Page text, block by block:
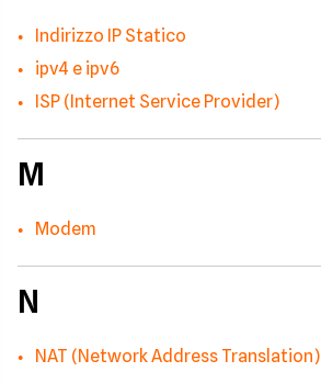
Indirizzo IP Statico
ipv4 e ipv6
ISP (Internet Service Provider)
M
Modem
N
NAT (Network Address Translation)